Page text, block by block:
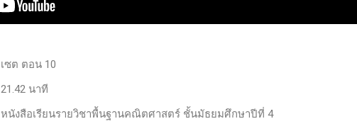
เซต ตอน 10
21.42 นาที
หนังสือเรียนรายวิชาพื้นฐานคณิตศาสตร์ ชั้นมัธยมศึกษาปีที่ 4